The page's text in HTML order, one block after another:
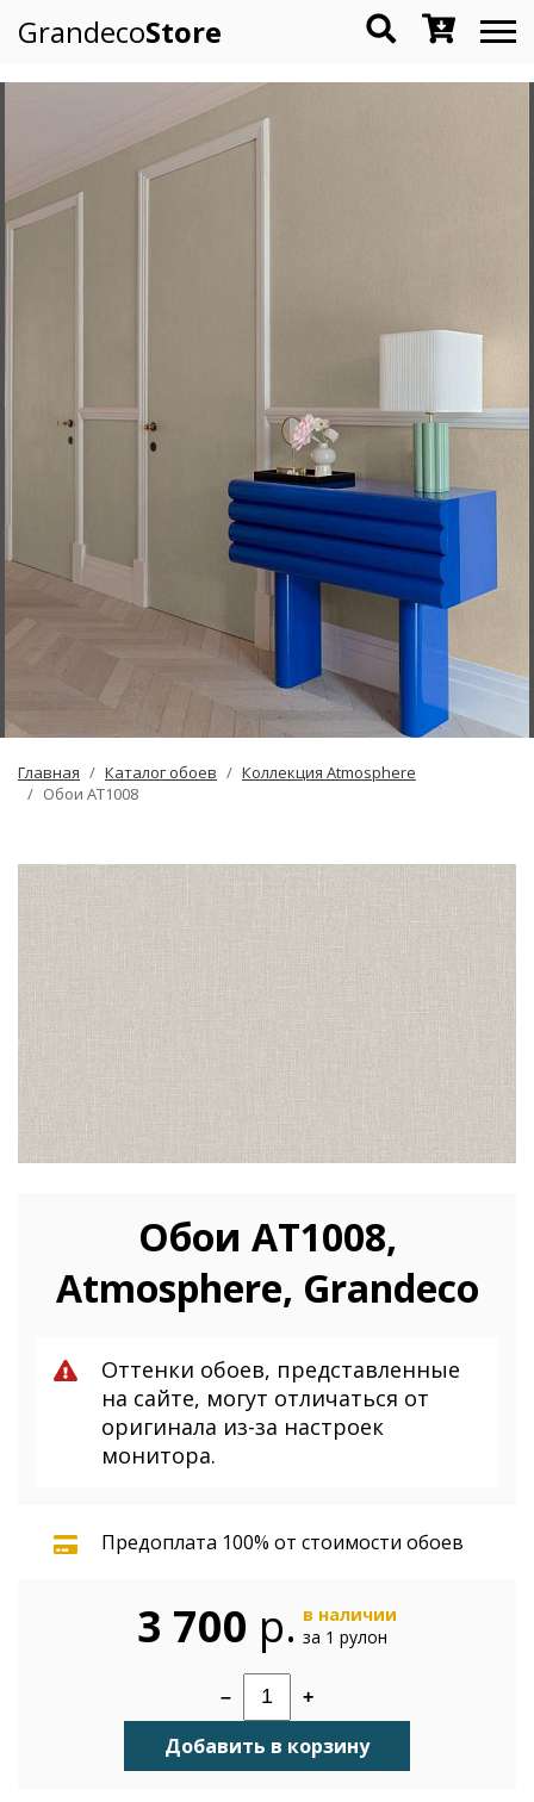
GrandecoStore
Главная Каталог обоев
Коллекция Atmosphere
Обои AT1008
Обои AT1008,
Atmosphere, Grandeco
Оттенки обоев, представленные
на сайте, могут отличаться от
оригинала из-за настроек
монитора.
Предоплата 100% от стоимости обоев
3 700 р. в наличии
за 1 рулон
– +
Добавить в корзину